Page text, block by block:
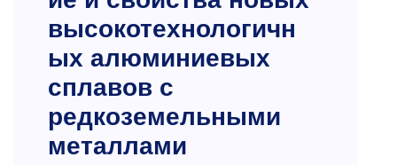
высокотехнологичн
ых алюминиевых
сплавов с
редкоземельными
металлами